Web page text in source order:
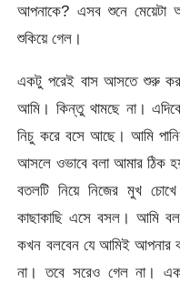
আপনাকে? এসব শুনে মেয়েটা
শুকিয়ে গেল।
একটু পরেই বাস আসতে শুরু
আমি। কিন্তু থামছে না। এদিকে
নিচু করে বসে আছে। আমি
আসলে ওভাবে বলা আমার ঠিক
বতলটি নিয়ে নিজের মুখ
কাছাকাছি এসে বসল। আমি
কখন বলবেন যে আমিই আপনার
না। তবে সরেও গেল না।